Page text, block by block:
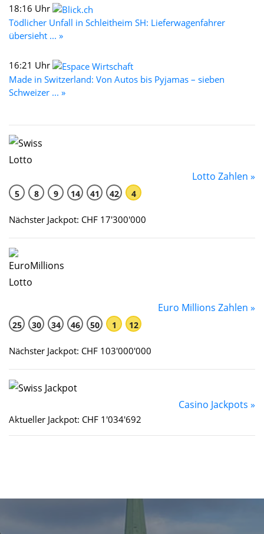
18:16 Uhr
Tödlicher Unfall in Schleitheim SH: Lieferwagenfahrer
übersieht ... »
16:21 Uhr
Made in Switzerland: Von Autos bis Pyjamas – sieben
Schweizer ... »
Lotto Zahlen »
5 8 9 14 41 42 4
Nächster Jackpot: CHF 17'300'000
Euro Millions Zahlen »
25 30 34 46 50 1 12
Nächster Jackpot: CHF 103'000'000
Casino Jackpots »
Aktueller Jackpot: CHF 1'034'692